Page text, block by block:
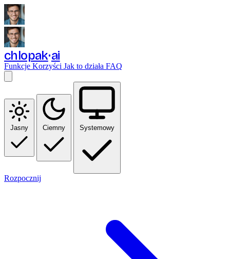
chlopak ai
Funkcje Korzyści Jak to działa FAQ
Jasny Ciemny Systemowy
Rozpocznij